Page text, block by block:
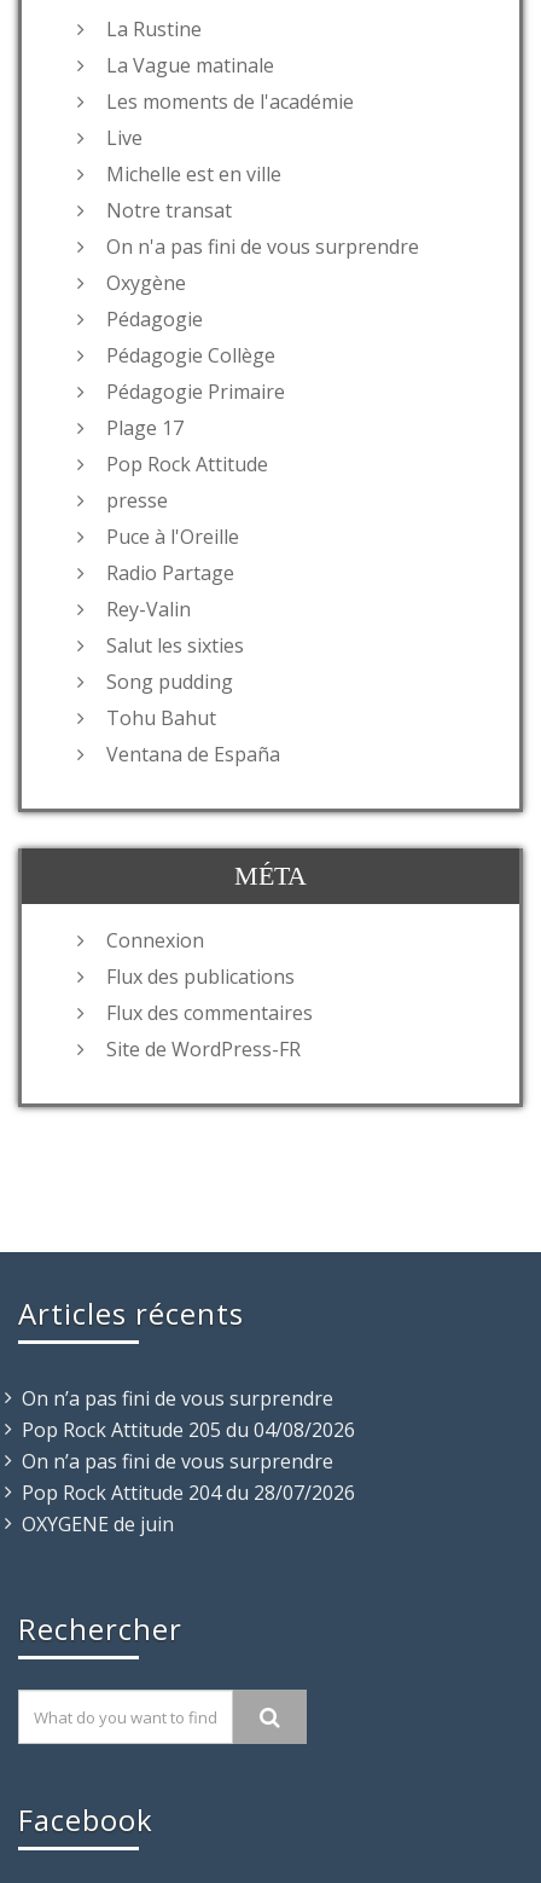
La Rustine
La Vague matinale
Les moments de l'académie
Live
Michelle est en ville
Notre transat
On n'a pas fini de vous surprendre
Oxygène
Pédagogie
Pédagogie Collège
Pédagogie Primaire
Plage 17
Pop Rock Attitude
presse
Puce à l'Oreille
Radio Partage
Rey-Valin
Salut les sixties
Song pudding
Tohu Bahut
Ventana de España
MÉTA
Connexion
Flux des publications
Flux des commentaires
Site de WordPress-FR
Articles récents
On n’a pas fini de vous surprendre
Pop Rock Attitude 205 du 04/08/2026
On n’a pas fini de vous surprendre
Pop Rock Attitude 204 du 28/07/2026
OXYGENE de juin
Rechercher
Facebook